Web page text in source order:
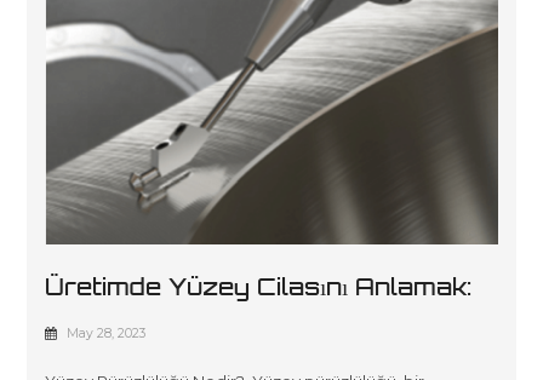
Üretimde Yüzey Cilasını Anlamak:
Kapsamlı Bir Kılavuz
May 28, 2023